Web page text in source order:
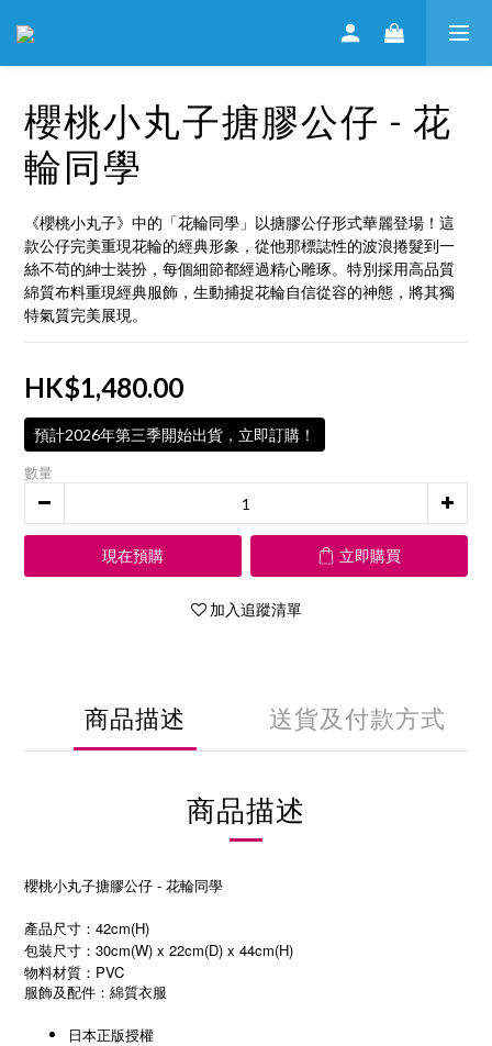
櫻桃小丸子搪膠公仔 - 花
輪同學
《櫻桃小丸子》中的「花輪同學」以搪膠公仔形式華麗登場！這
款公仔完美重現花輪的經典形象，從他那標誌性的波浪捲髮到一
絲不苟的紳士裝扮，每個細節都經過精心雕琢。特別採用高品質
綿質布料重現經典服飾，生動捕捉花輪自信從容的神態，將其獨
特氣質完美展現。
HK$1,480.00
預計2026年第三季開始出貨，立即訂購！
數量
現在預購 立即購買
加入追蹤清單
商品描述 送貨及付款方式
商品描述
櫻桃小丸子搪膠公仔 - 花輪同學
產品尺寸：42cm(H)
包裝尺寸：30cm(W) x 22cm(D) x 44cm(H)
物料材質：PVC
服飾及配件：綿質衣服
日本正版授權